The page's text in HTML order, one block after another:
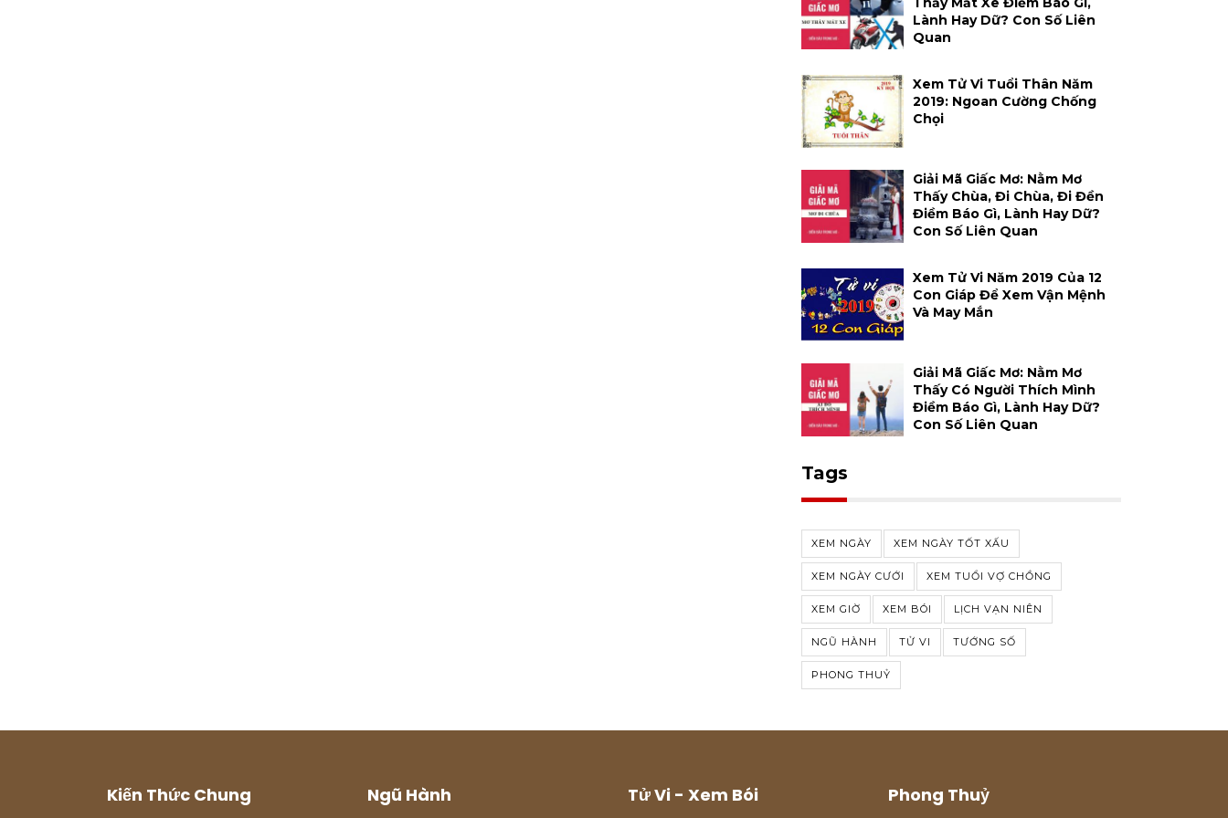
Lành Hay Dữ? Con Số Liên
Quan
Xem Tử Vi Tuổi Thân Năm
2019: Ngoan Cường Chống
Chọi
Giải Mã Giấc Mơ: Nằm Mơ
Thấy Chùa, Đi Chùa, Đi Đền
Điềm Báo Gì, Lành Hay Dữ?
Con Số Liên Quan
Xem Tử Vi Năm 2019 Của 12
Con Giáp Để Xem Vận Mệnh
Và May Mắn
Giải Mã Giấc Mơ: Nằm Mơ
Thấy Có Người Thích Mình
Điềm Báo Gì, Lành Hay Dữ?
Con Số Liên Quan
Tags
XEM NGÀY XEM NGÀY TỐT XẤU
XEM NGÀY CƯỚI XEM TUỔI VỢ CHỒNG
XEM GIỜ XEM BÓI LỊCH VẠN NIÊN
NGŨ HÀNH TỬ VI TƯỚNG SỐ
PHONG THUỶ
Kiến Thức Chung Ngũ Hành Tử Vi - Xem Bói Phong Thuỷ